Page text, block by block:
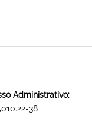
Administrativo:
38